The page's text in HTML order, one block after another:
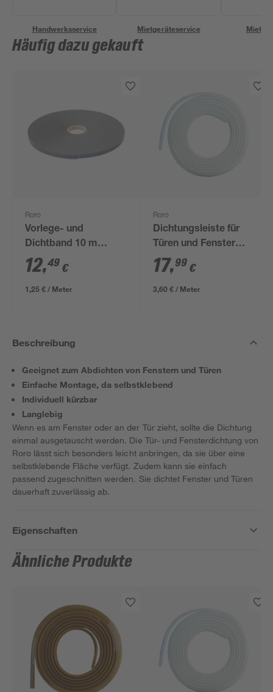
Handwerksservice Mietgeräteservice
Häufig dazu gekauft
Roro
Vorlege- und
Dichtband 10 m
anthrazit
12,49 €
1,25 € / Meter
Roro
Dichtungsleiste für
Türen und Fenster
weiß 5 m
17,99 €
3,60 € / Meter
Beschreibung
Geeignet zum Abdichten von Fenstern und Türen
Einfache Montage, da selbstklebend
Individuell kürzbar
Langlebig
Wenn es am Fenster oder an der Tür zieht, sollte die Dichtung
einmal ausgetauscht werden. Die Tür- und Fensterdichtung von
Roro lässt sich besonders leicht anbringen, da sie über eine
selbstklebende Fläche verfügt. Zudem kann sie einfach
passend zugeschnitten werden. Sie dichtet Fenster und Türen
dauerhaft zuverlässig ab.
Eigenschaften
Ähnliche Produkte